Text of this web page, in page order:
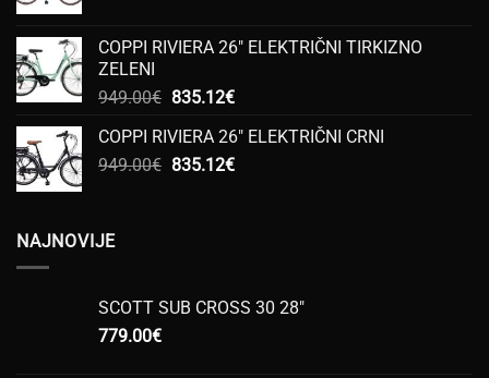
je:
333.00€.
COPPI RIVIERA 26" ELEKTRIČNI TIRKIZNO
ZELENI
949.00€ Izvorna
bila
je:
835.12€Trenutna
je:
835.12€.
COPPI RIVIERA 26" ELEKTRIČNI CRNI
949.00€ Izvorna
835.12€Trenutna
NAJNOVIJE
SCOTT SUB CROSS 30 28"
779.00€